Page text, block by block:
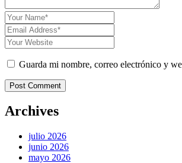
Guarda mi nombre, correo electrónico y
Post Comment
Archives
julio 2026
junio 2026
mayo 2026